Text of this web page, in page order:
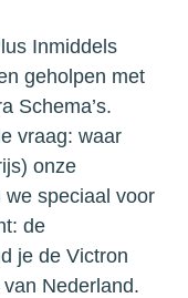
Inmiddels
geholpen met
Schema’s.
vraag: waar
onze
speciaal voor
de
je de Victron
Nederland.